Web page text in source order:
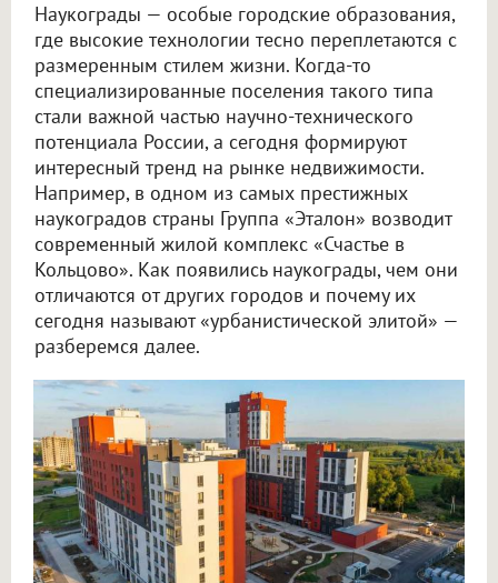
Наукограды — особые городские образования,
где высокие технологии тесно переплетаются с
размеренным стилем жизни. Когда-то
специализированные поселения такого типа
стали важной частью научно-технического
потенциала России, а сегодня формируют
интересный тренд на рынке недвижимости.
Например, в одном из самых престижных
наукоградов страны Группа «Эталон» возводит
современный жилой комплекс «Счастье в
Кольцово». Как появились наукограды, чем они
отличаются от других городов и почему их
сегодня называют «урбанистической элитой» —
разберемся далее.